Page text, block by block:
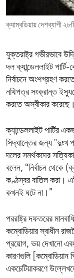
ENVIRONMENT
IDEALS AND
ক্যাম্বডিয়ায় দেশব্যাপী
যুক্তরাষ্ট্র গভীরভাবে
দল ক্যান্ডেললাইট
নির্বাচনে অংশগ্রহণ
নথিপত্র সংক্রান্ত
করতে অস্বীকার করেছে।
ক্যান্ডেললাইট পার্টির
সিদ্ধান্তের জন্য "দুঃখ
দলের সমর্থকদের
বলেন, “নির্বাচন থেকে
কণ্ঠস্বর বাতিল করা।
কখনই ঘটে না।”
পররাষ্ট্র দফতরের
কম্বোডিয়ার স্বাধীন
প্রয়োগ, ভয় দেখানো এবং
কারণগুলি [কম্বোডিয়ান
একচেটিয়াকরণে